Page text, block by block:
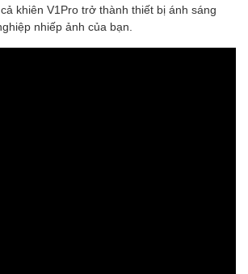
khiên V1Pro trở thành thiết bị ánh sáng
nhiếp ảnh của bạn.